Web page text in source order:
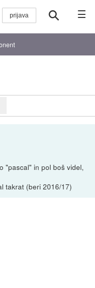
☰
"pascal" in pol boš videl,
takrat (beri 2016/17)